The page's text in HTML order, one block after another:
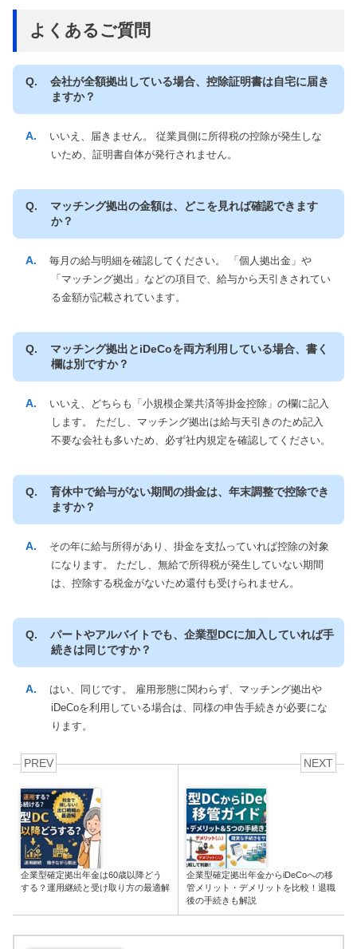
よくあるご質問
会社が全額拠出している場合、控除証明書は自宅に届き
ますか？
いいえ、届きません。 従業員側に所得税の控除が発生しな
いため、証明書自体が発行されません。
マッチング拠出の金額は、どこを見れば確認できます
か？
毎月の給与明細を確認してください。 「個人拠出金」や
「マッチング拠出」などの項目で、給与から天引きされてい
る金額が記載されています。
マッチング拠出とiDeCoを両方利用している場合、書く
欄は別ですか？
いいえ、どちらも「小規模企業共済等掛金控除」の欄に記入
します。 ただし、マッチング拠出は給与天引きのため記入
不要な会社も多いため、必ず社内規定を確認してください。
育休中で給与がない期間の掛金は、年末調整で控除でき
ますか？
その年に給与所得があり、掛金を支払っていれば控除の対象
になります。 ただし、無給で所得税が発生していない期間
は、控除する税金がないため還付も受けられません。
パートやアルバイトでも、企業型DCに加入していれば手
続きは同じですか？
はい、同じです。 雇用形態に関わらず、マッチング拠出や
iDeCoを利用している場合は、同様の申告手続きが必要にな
ります。
PREV
企業型確定拠出年金は60歳以降どう
する？運用継続と受け取り方の最適解
NEXT
企業型確定拠出年金からiDeCoへの移
管メリット・デメリットを比較！退職
後の手続きも解説